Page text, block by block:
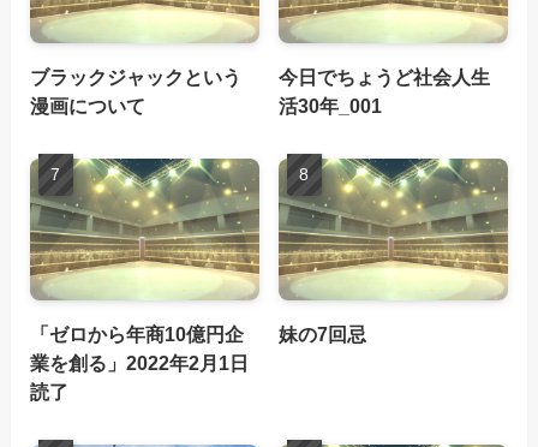
ブラックジャックという
漫画について
今日でちょうど社会人生
活30年_001
「ゼロから年商10億円企
業を創る」2022年2月1日
読了
妹の7回忌